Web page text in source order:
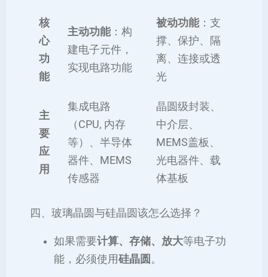
核
心
功
能
主动功能：构
建电子元件，
实现电路功能
被动功能：支
撑、保护、隔
离、连接或透
光
主
要
应
用
集成电路
（CPU, 内存
等）、半导体
器件、MEMS
传感器
晶圆级封装、
中介层、
MEMS盖板、
光电器件、载
体基板
四、玻璃晶圆与硅晶圆该怎么选择？
如果需要计算、存储、放大等电子功
能，必须使用硅晶圆 。